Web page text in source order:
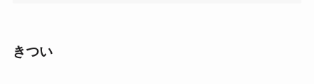
きつい